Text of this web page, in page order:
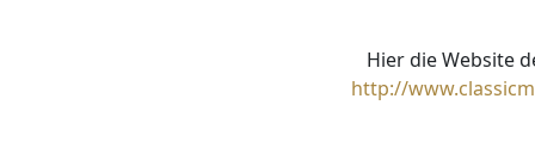
Hier die Website
http://